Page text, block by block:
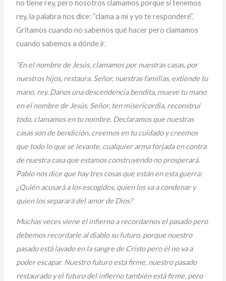
no tiene rey, pero nosotros clamamos porque si tenemos
rey, la palabra nos dice: “clama a mí y yo te responderé”.
Gritamos cuando no sabemos qué hacer pero clamamos
cuando sabemos a dónde ir.
“En el nombre de Jesús, clamamos por nuestras casas, por
nuestros hijos, restaura, Señor, nuestras familias, extiende tu
mano, rey. Danos una descendencia bendita, mueve tu mano
en el nombre de Jesús. Señor, ten misericordia, reconstruí
todo, clamamos en tu nombre. Declaramos que nuestras
casas son de bendición, creemos en tu cuidado y creemos
que todo lo que se levante, cualquier arma forjada en contra
de nuestra casa que estamos construyendo no prosperará.
Pablo nos dice que hay tres cosas que están en esta guerra:
¿Quién acusará a los escogidos, quien los va a condenar y
quien los separará del amor de Dios?
Muchas veces viene el infierno a recordarnos el pasado pero
debemos recordarle al diablo su futuro, porque nuestro
pasado está lavado en la sangre de Cristo pero él no va a
poder escapar. Nuestro futuro está firme, nuestro pasado
restaurado y el futuro del infierno también está firme, pero